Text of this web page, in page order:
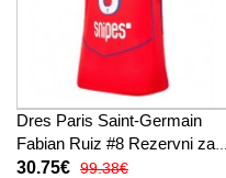
Dres Paris Saint-Germain
Fabian Ruiz #8 Rezervni za
Žensko 2025-26 Kratak
30.75€ 99.38€